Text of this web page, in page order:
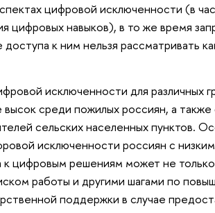
цифровой исключенности (в
цифровых навыков), в то же время
к ним нельзя рассматривать
исключенности для различных
среди пожилых россиян, а
сельских населенных пунктов.
исключенности россиян с
цифровым решениям может не только
работы и другими шагами по
поддержки в случае